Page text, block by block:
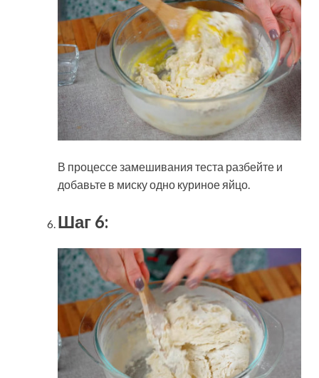
В процессе замешивания теста разбейте и
добавьте в миску одно куриное яйцо.
Шаг 6: